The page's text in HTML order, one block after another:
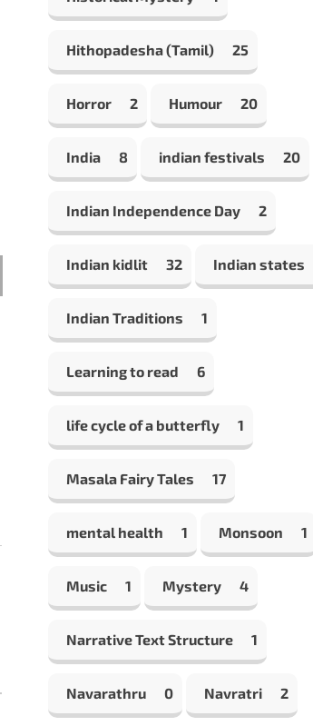
Hithopadesha (Tamil) 25
Horror 2 Humour 20
India 8 indian festivals 20
Indian Independence Day 2
Indian kidlit 32 Indian states
Indian Traditions 1
Learning to read 6
life cycle of a butterfly 1
Masala Fairy Tales 17
mental health 1 Monsoon 1
Music 1 Mystery 4
Narrative Text Structure 1
Navarathru 0 Navratri 2